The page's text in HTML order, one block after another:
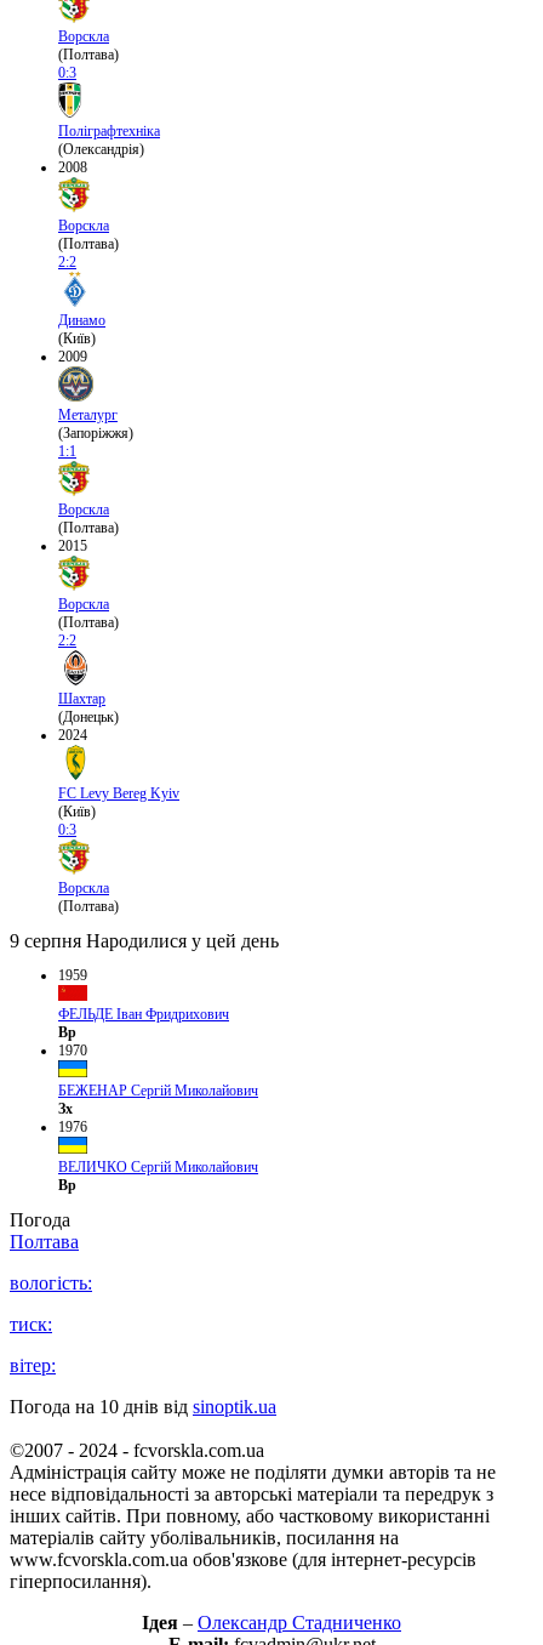
Ворскла
(Полтава)
0:3
Поліграфтехніка
(Олександрія)
2008
Ворскла
(Полтава)
2:2
Динамо
(Київ)
2009
Металург
(Запоріжжя)
1:1
Ворскла
(Полтава)
2015
Ворскла
(Полтава)
2:2
Шахтар
(Донецьк)
2024
FC Levy Bereg Kyiv
(Київ)
0:3
Ворскла
(Полтава)
9 серпня Народилися у цей день
1959
ФЕЛЬДЕ Іван Фридрихович
Вр
1970
БЕЖЕНАР Сергій Миколайович
Зх
1976
ВЕЛИЧКО Сергій Миколайович
Вр
Погода
Полтава
вологість:
тиск:
вітер:
Погода на 10 днів від sinoptik.ua
©2007 - 2024 - fcvorskla.com.ua
Адміністрація сайту може не поділяти думки авторів та не
несе відповідальності за авторські матеріали та передрук з
інших сайтів. При повному, або частковому використанні
матеріалів сайту уболівальників, посилання на
www.fcvorskla.com.ua обов'язкове (для інтернет-ресурсів
гіперпосилання).
Ідея – Олександр Стадниченко